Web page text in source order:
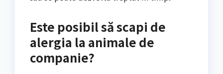
Este posibil să scapi de
alergia la animale de
companie?